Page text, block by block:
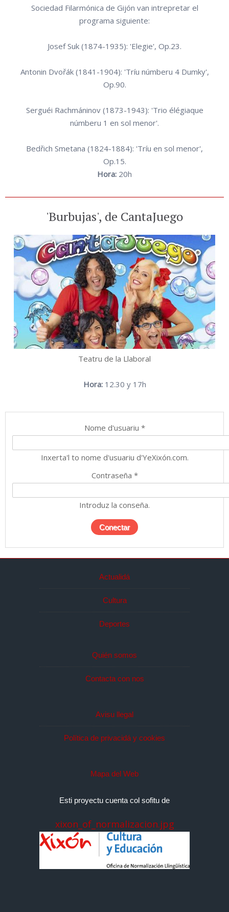
Sociedad Filarmónica de Gijón van intrepretar el
programa siguiente:
Josef Suk (1874-1935): 'Elegie', Op.23.
Antonin Dvořák (1841-1904): 'Tríu númberu 4 Dumky',
Op.90.
Serguéi Rachmáninov (1873-1943): 'Trio élégiaque
númberu 1 en sol menor'.
Bedřich Smetana (1824-1884): 'Tríu en sol menor',
Op.15.
Hora: 20h
'Burbujas', de CantaJuego
Teatru de la Llaboral
Hora:12.30 y 17h
Nome d'usuariu *
Inxerta'l to nome d'usuariu d'YeXixón.com.
Contraseña *
Introduz la conseña.
Actualidá
Cultura
Deportes
Quién somos
Contacta con nos
Avisu llegal
Política de privacidá y cookies
Mapa del Web
Esti proyectu cuenta col sofitu de
xixon_of_normalizacion.jpg